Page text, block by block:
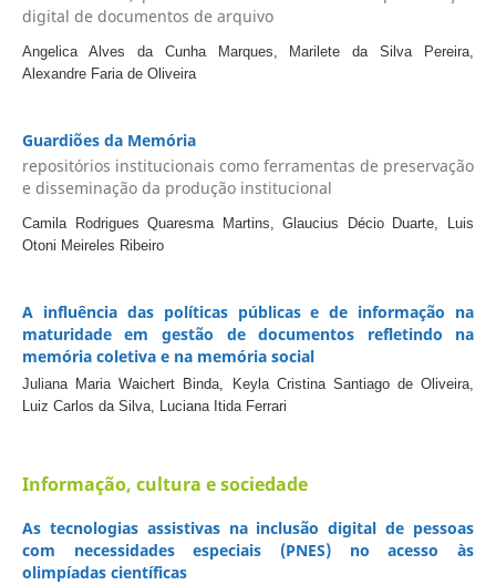
digital de documentos de arquivo
Angelica Alves da Cunha Marques, Marilete da Silva Pereira,
Alexandre Faria de Oliveira
Guardiões da Memória
repositórios institucionais como ferramentas de preservação
e disseminação da produção institucional
Camila Rodrigues Quaresma Martins, Glaucius Décio Duarte, Luis
Otoni Meireles Ribeiro
A influência das políticas públicas e de informação na
maturidade em gestão de documentos refletindo na
memória coletiva e na memória social
Juliana Maria Waichert Binda, Keyla Cristina Santiago de Oliveira,
Luiz Carlos da Silva, Luciana Itida Ferrari
Informação, cultura e sociedade
As tecnologias assistivas na inclusão digital de pessoas
com necessidades especiais (PNES) no acesso às
olimpíadas científicas